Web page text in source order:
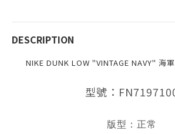
DESCRIPTION
NIKE DUNK LOW "VINTAGE NAVY" 海
型號：
版型：正常